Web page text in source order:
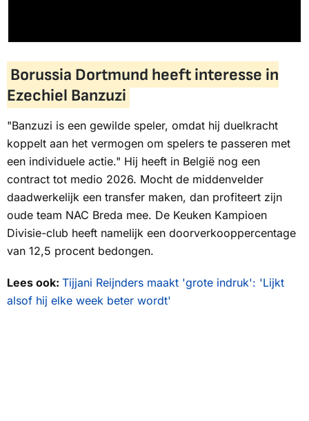
Borussia Dortmund heeft interesse in
Ezechiel Banzuzi
"Banzuzi is een gewilde speler, omdat hij duelkracht
koppelt aan het vermogen om spelers te passeren met
een individuele actie." Hij heeft in België nog een
contract tot medio 2026. Mocht de middenvelder
daadwerkelijk een transfer maken, dan profiteert zijn
oude team NAC Breda mee. De Keuken Kampioen
Divisie-club heeft namelijk een doorverkooppercentage
van 12,5 procent bedongen.
Lees ook: Tijjani Reijnders maakt 'grote indruk': 'Lijkt
alsof hij elke week beter wordt'